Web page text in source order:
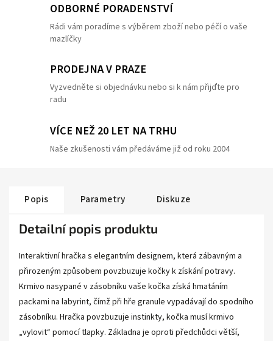
ODBORNÉ PORADENSTVÍ
Rádi vám poradíme s výběrem zboží nebo péčí o vaše
mazlíčky
PRODEJNA V PRAZE
Vyzvedněte si objednávku nebo si k nám přijďte pro
radu
VÍCE NEŽ 20 LET NA TRHU
Naše zkušenosti vám předáváme již od roku 2004
Popis Parametry Diskuze
Detailní popis produktu
Interaktivní hračka s elegantním designem, která zábavným a
přirozeným způsobem povzbuzuje kočky k získání potravy.
Krmivo nasypané v zásobníku vaše kočka získá hmatáním
packami na labyrint, čímž při hře granule vypadávají do spodního
zásobníku. Hračka povzbuzuje instinkty, kočka musí krmivo
„vylovit“ pomocí tlapky. Základna je oproti předchůdci větší,